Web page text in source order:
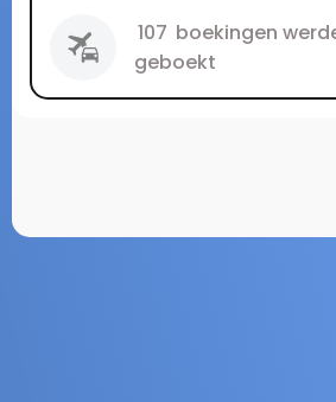
107 boekingen
geboekt